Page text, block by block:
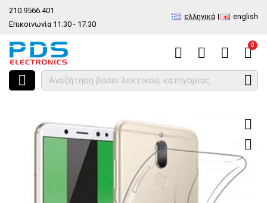
210.9566.401
Επικοινωνία 11:30 - 17:30
ελληνικά english
0
HOME Κατασκευαστές HUAWEI Διάφανη θήκη TPU 0.3mm